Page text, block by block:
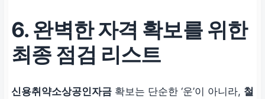
지정 교육 ‘신용관리의 새
로운 지평선
료
6. 완벽한 자격 확보를 위한
최종 점검 리스트
신용취약소상공인자금 확보는 단순한 ‘운’이 아니라, 철